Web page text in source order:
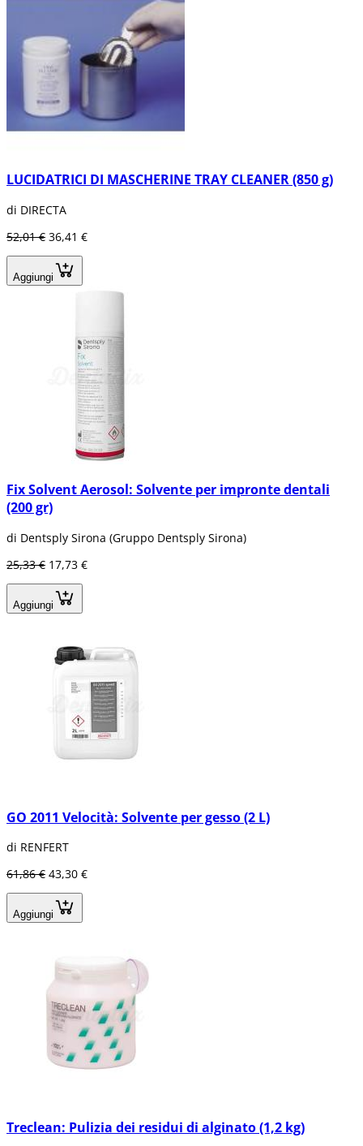
LUCIDATRICI DI MASCHERINE TRAY CLEANER (850 g)
di DIRECTA
52,01 € 36,41 €
Aggiungi
Fix Solvent Aerosol: Solvente per impronte dentali
(200 gr)
di Dentsply Sirona (Gruppo Dentsply Sirona)
25,33 € 17,73 €
Aggiungi
GO 2011 Velocità: Solvente per gesso (2 L)
di RENFERT
61,86 € 43,30 €
Aggiungi
Treclean: Pulizia dei residui di alginato (1,2 kg)